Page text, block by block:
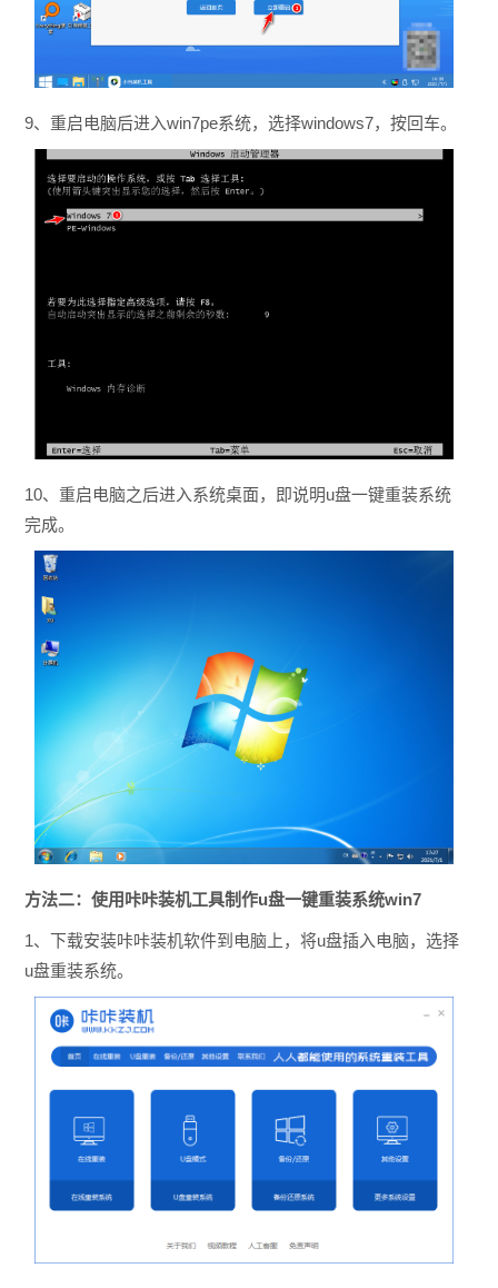
9、重启电脑后进入win7pe系统，选择windows7，按回车。
10、重启电脑之后进入系统桌面，即说明u盘一键重装系统
完成。
方法二：使用咔咔装机工具制作u盘一键重装系统win7
1、下载安装咔咔装机软件到电脑上，将u盘插入电脑，选择
u盘重装系统。